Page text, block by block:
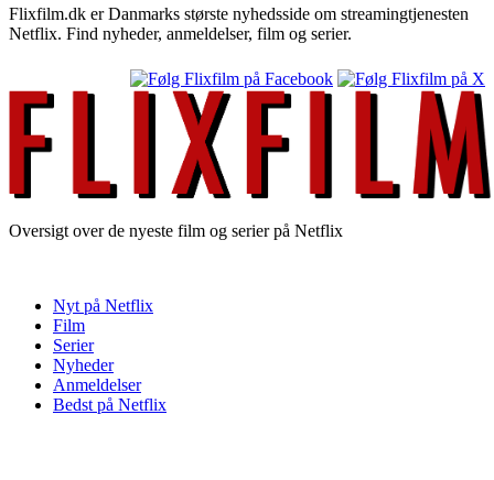
Flixfilm.dk er Danmarks største nyhedsside om streamingtjenesten
Netflix. Find nyheder, anmeldelser, film og serier.
Oversigt over de nyeste film og serier på Netflix
Nyt på Netflix
Film
Serier
Nyheder
Anmeldelser
Bedst på Netflix